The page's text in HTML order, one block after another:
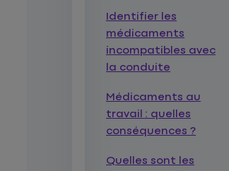
Identifier les
médicaments
incompatibles avec
la conduite
Médicaments au
travail : quelles
conséquences ?
Quelles sont les